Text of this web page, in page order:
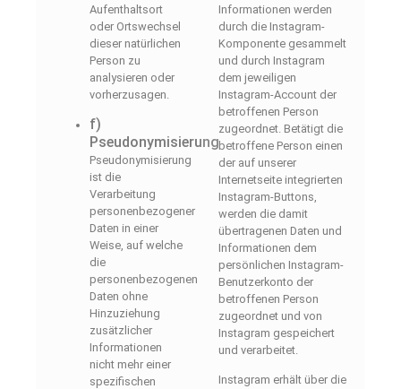
Aufenthaltsort
oder Ortswechsel
dieser natürlichen
Person zu
analysieren oder
vorherzusagen.
f)
Pseudonymisierung
Pseudonymisierung
ist die
Verarbeitung
personenbezogener
Daten in einer
Weise, auf welche
die
personenbezogenen
Daten ohne
Hinzuziehung
zusätzlicher
Informationen
nicht mehr einer
spezifischen
Informationen werden
durch die Instagram-
Komponente gesammelt
und durch Instagram
dem jeweiligen
Instagram-Account der
betroffenen Person
zugeordnet. Betätigt die
betroffene Person einen
der auf unserer
Internetseite integrierten
Instagram-Buttons,
werden die damit
übertragenen Daten und
Informationen dem
persönlichen Instagram-
Benutzerkonto der
betroffenen Person
zugeordnet und von
Instagram gespeichert
und verarbeitet.
Instagram erhält über die